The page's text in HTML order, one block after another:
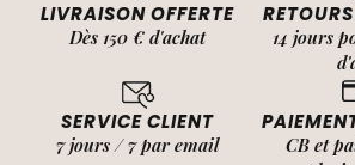
LIVRAISON OFFERTE
Dès 150 € d'achat
14 jours
SERVICE CLIENT
7 jours / 7 par email
CB et